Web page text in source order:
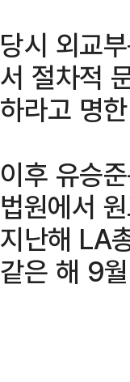
당시 외교
서 절차적
하라고 명
이후 유승
법원에서
지난해 LA
같은 해 9